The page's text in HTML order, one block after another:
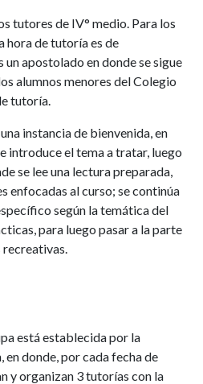
tutores de IV° medio. Para los
hora de tutoría es de
apostolado en donde se sigue
alumnos menores del Colegio
tutoría.
instancia de bienvenida, en
introduce el tema a tratar, luego
se lee una lectura preparada,
enfocadas al curso; se continúa
según la temática del
para luego pasar a la parte
recreativas.
está establecida por la
donde, por cada fecha de
y organizan 3 tutorías con la